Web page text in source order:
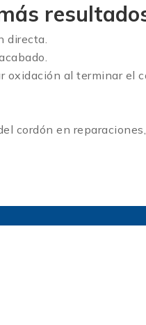
directa.
oxidación al terminar el
cordón en reparaciones,